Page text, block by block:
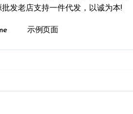
发老店支持一件代发，以诚为本!
示例页面